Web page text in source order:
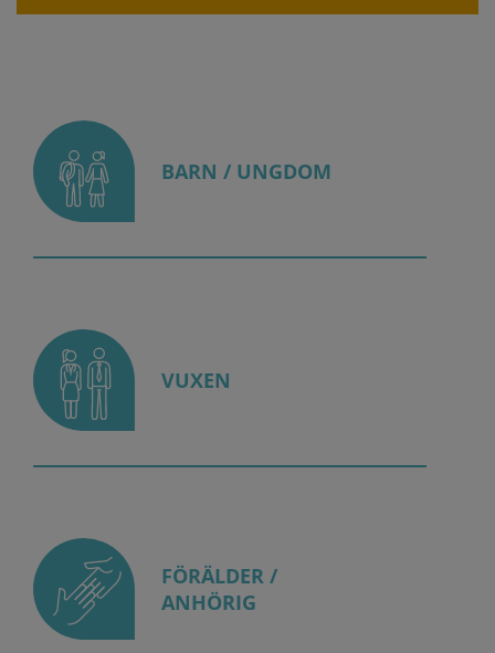
Bottom
3
item
menu
BARN / UNGDOM
VUXEN
FÖRÄLDER /
ANHÖRIG